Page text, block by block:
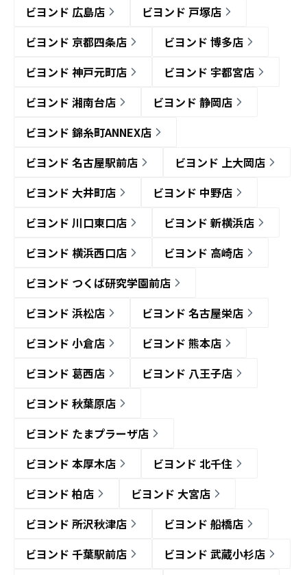
ビヨンド 広島店
ビヨンド 戸塚店
ビヨンド 京都四条店
ビヨンド 博多店
ビヨンド 神戸元町店
ビヨンド 宇都宮店
ビヨンド 湘南台店
ビヨンド 静岡店
ビヨンド 錦糸町ANNEX店
ビヨンド 名古屋駅前店
ビヨンド 上大岡店
ビヨンド 大井町店
ビヨンド 中野店
ビヨンド 川口東口店
ビヨンド 新横浜店
ビヨンド 横浜西口店
ビヨンド 高崎店
ビヨンド つくば研究学園前店
ビヨンド 浜松店
ビヨンド 名古屋栄店
ビヨンド 小倉店
ビヨンド 熊本店
ビヨンド 葛西店
ビヨンド 八王子店
ビヨンド 秋葉原店
ビヨンド たまプラーザ店
ビヨンド 本厚木店
ビヨンド 北千住
ビヨンド 柏店
ビヨンド 大宮店
ビヨンド 所沢秋津店
ビヨンド 船橋店
ビヨンド 千葉駅前店
ビヨンド 武蔵小杉店